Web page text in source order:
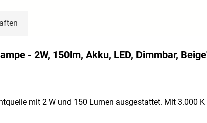
- 2W, 150lm, Akku, LED, Dimmbar,
mit 2 W und 150 Lumen ausgestattet. Mit 3.000